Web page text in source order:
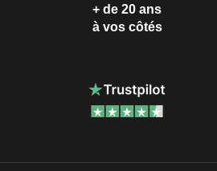
+ de 20 ans
à vos côtés